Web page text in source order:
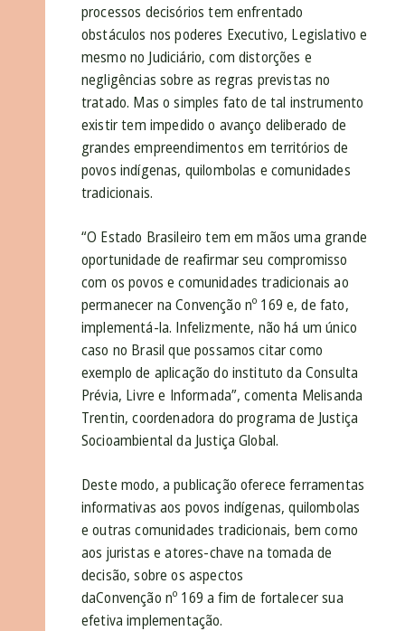
processos decisórios tem enfrentado
obstáculos nos poderes Executivo, Legislativo e
mesmo no Judiciário, com distorções e
negligências sobre as regras previstas no
tratado. Mas o simples fato de tal instrumento
existir tem impedido o avanço deliberado de
grandes empreendimentos em territórios de
povos indígenas, quilombolas e comunidades
tradicionais.
“O Estado Brasileiro tem em mãos uma grande
oportunidade de reafirmar seu compromisso
com os povos e comunidades tradicionais ao
permanecer naConvenção nº 169 e, de fato,
implementá-la. Infelizmente, não há um único
caso no Brasil que possamos citar como
exemplo de aplicação do instituto da Consulta
Prévia, Livre e Informada”, comenta Melisanda
Trentin, coordenadora do programa de Justiça
Socioambiental da Justiça Global.
Deste modo, a publicação oferece ferramentas
informativas aos povos indígenas, quilombolas
e outras comunidades tradicionais, bem como
aos juristas e atores-chave na tomada de
decisão, sobre os aspectos
daConvenção nº 169 a fim de fortalecer sua
efetiva implementação.